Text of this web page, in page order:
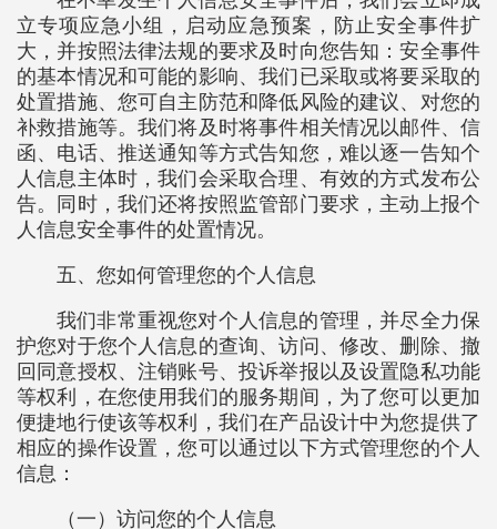
立专项应急小组，启动应急预案，防止安全事件扩
大，并按照法律法规的要求及时向您告知：安全事件
的基本情况和可能的影响、我们已采取或将要采取的
处置措施、您可自主防范和降低风险的建议、对您的
补救措施等。我们将及时将事件相关情况以邮件、信
函、电话、推送通知等方式告知您，难以逐一告知个
人信息主体时，我们会采取合理、有效的方式发布公
告。同时，我们还将按照监管部门要求，主动上报个
人信息安全事件的处置情况。
五、您如何管理您的个人信息
我们非常重视您对个人信息的管理，并尽全力保
护您对于您个人信息的查询、访问、修改、删除、撤
回同意授权、注销账号、投诉举报以及设置隐私功能
等权利，在您使用我们的服务期间，为了您可以更加
便捷地行使该等权利，我们在产品设计中为您提供了
相应的操作设置，您可以通过以下方式管理您的个人
信息：
（一）访问您的个人信息